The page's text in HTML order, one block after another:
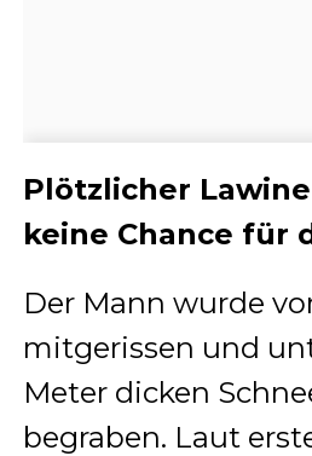
Plötzlicher
keine Chance für
Der Mann wurde
mitgerissen und
Meter dicken
begraben. Laut